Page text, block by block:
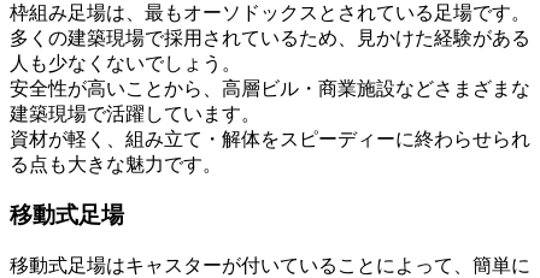
枠組み足場は、最もオーソドックスとされている足場です。
多くの建築現場で採用されているため、見かけた経験がある
人も少なくないでしょう。
安全性が高いことから、高層ビル・商業施設などさまざまな
建築現場で活躍しています。
資材が軽く、組み立て・解体をスピーディーに終わらせられ
る点も大きな魅力です。
移動式足場
移動式足場はキャスターが付いていることによって、簡単に